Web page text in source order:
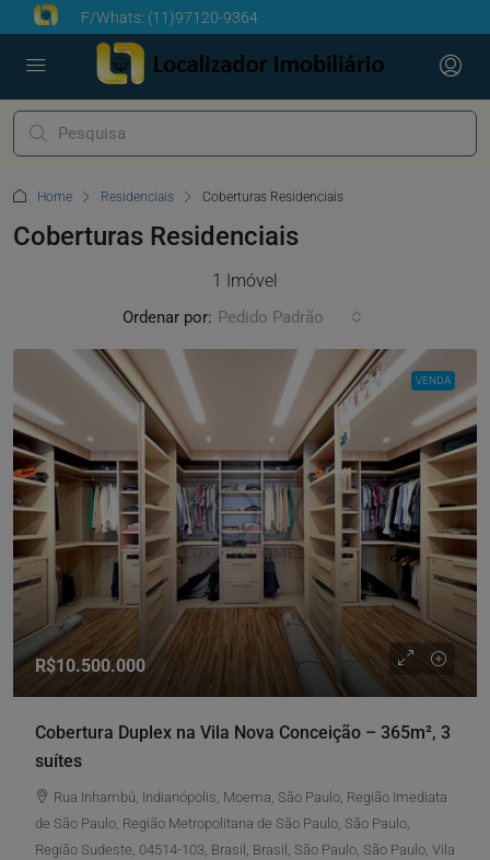
F/Whats: (11)97120-9364
Home Residenciais Coberturas Residenciais
Coberturas Residenciais
1 Imóvel
Ordenar por: Pedido Padrão
VENDA
R$10.500.000
Cobertura Duplex na Vila Nova Conceição – 365m², 3
suítes
Rua Inhambú, Indianópolis, Moema, São Paulo, Região Imediata
de São Paulo, Região Metropolitana de São Paulo, São Paulo,
Região Sudeste, 04514-103, Brasil, Brasil, São Paulo, São Paulo, Vila